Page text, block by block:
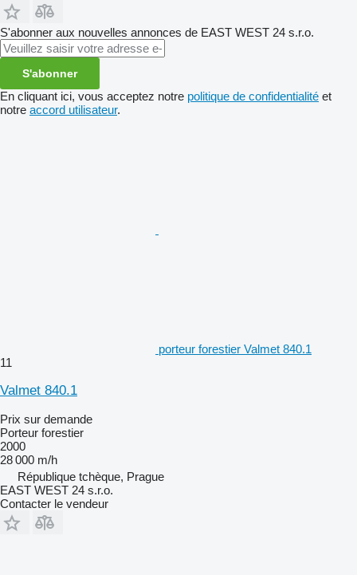
S'abonner aux nouvelles annonces de EAST WEST 24 s.r.o.
S'abonner
En cliquant ici, vous acceptez notre politique de confidentialité et
notre accord utilisateur.
porteur forestier Valmet 840.1
11
Valmet 840.1
Prix sur demande
Porteur forestier
2000
28 000 m/h
République tchèque, Prague
EAST WEST 24 s.r.o.
Contacter le vendeur